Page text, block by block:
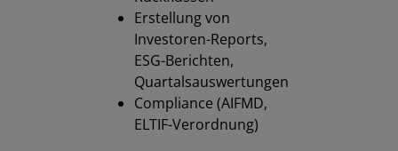
Erstellung von
Investoren-Reports,
ESG-Berichten,
Quartalsauswertungen
Compliance (AIFMD,
ELTIF-Verordnung)